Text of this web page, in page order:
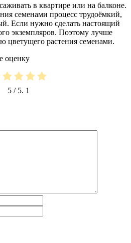
в квартире или на балконе.
семенами процесс трудоёмкий,
Если нужно сделать настоящий
экземпляров. Поэтому лучше
цветущего растения семенами.
оценку
5 / 5. 1